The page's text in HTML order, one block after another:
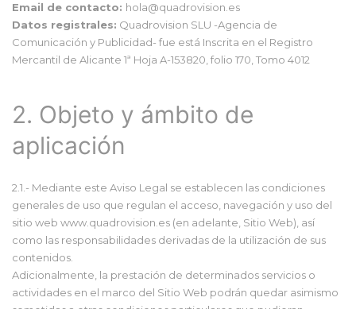
Email de contacto: hola@quadrovision.es
Datos registrales: Quadrovision SLU -Agencia de
Comunicación y Publicidad- fue está Inscrita en el Registro
Mercantil de Alicante 1ª Hoja A-153820, folio 170, Tomo 4012
2. Objeto y ámbito de
aplicación
2.1.- Mediante este Aviso Legal se establecen las condiciones
generales de uso que regulan el acceso, navegación y uso del
sitio web www.quadrovision.es (en adelante, Sitio Web), así
como las responsabilidades derivadas de la utilización de sus
contenidos.
Adicionalmente, la prestación de determinados servicios o
actividades en el marco del Sitio Web podrán quedar asimismo